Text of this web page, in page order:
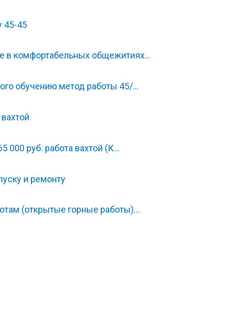
45-45
в комфортабельных общежитиях…
обучению метод работы 45/…
000 руб. работа вахтой (К…
и ремонту
(открытые горные работы)…